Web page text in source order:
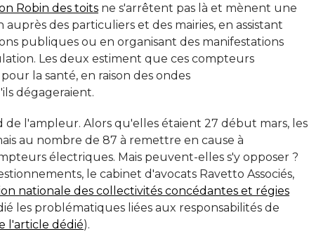
Robin des toits ne s'arrêtent pas là et mènent une
des particuliers et des mairies, en assistant
publiques ou en organisant des manifestations
Les deux estiment que ces compteurs
la santé, en raison des ondes
dégageraient.
l'ampleur. Alors qu'elles étaient 27 début mars, les
au nombre de 87 à remettre en cause à
électriques. Mais peuvent-elles s'y opposer ?
le cabinet d'avocats Ravetto Associés,
nationale des collectivités concédantes et régies
les problématiques liées aux responsabilités de
l'article dédié).